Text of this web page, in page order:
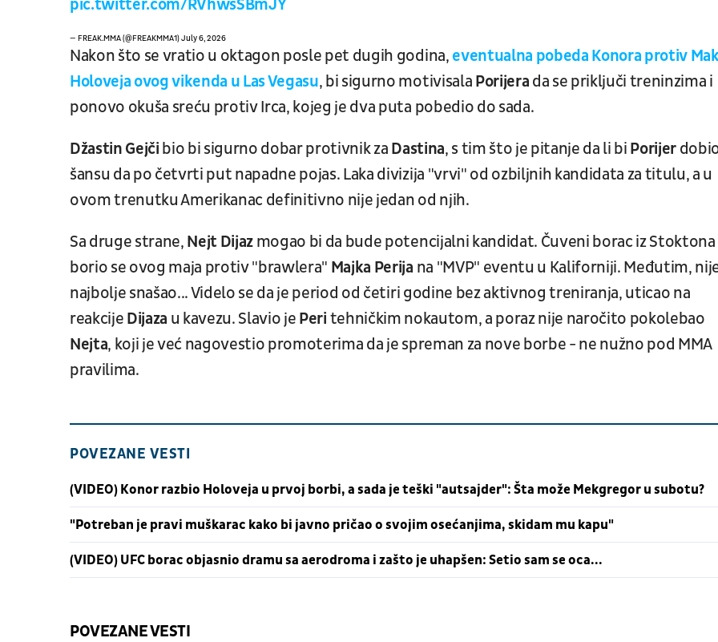
pic.twitter.com/RVhwsSBmJY
— FREAK.MMA (@FREAKMMA1)July 6, 2026
Nakon što se vratio u oktagon posle pet dugih godina, eventualna pobeda Konora protiv
Holoveja ovog vikenda u Las Vegasu, bi sigurno motivisala Porijera da se priključi treninzima i
ponovo okuša sreću protiv Irca, kojeg je dva puta pobedio do sada.
Džastin Gejči bio bi sigurno dobar protivnik za Dastina, s tim što je pitanje da li bi Porijer
šansu da po četvrti put napadne pojas. Laka divizija "vrvi" od ozbiljnih kandidata za titulu, a u
ovom trenutku Amerikanac definitivno nije jedan od njih.
Sa druge strane, Nejt Dijaz mogao bi da bude potencijalni kandidat. Čuveni borac iz Stoktona
borio se ovog maja protiv "brawlera" Majka Perija na "MVP" eventu u Kaliforniji. Međutim,
najbolje snašao... Videlo se da je period od četiri godine bez aktivnog treniranja, uticao na
reakcije Dijaza u kavezu. Slavio je Peri tehničkim nokautom, a poraz nije naročito pokolebao
Nejta, koji je već nagovestio promoterima da je spreman za nove borbe - ne nužno pod MMA
pravilima.
POVEZANE VESTI
(VIDEO) Konor razbio Holoveja u prvoj borbi, a sada je teški "autsajder": Šta može Mekgregor u subotu?
"Potreban je pravi muškarac kako bi javno pričao o svojim osećanjima, skidam mu kapu"
(VIDEO) UFC borac objasnio dramu sa aerodroma i zašto je uhapšen: Setio sam se oca...
POVEZANE VESTI